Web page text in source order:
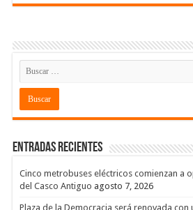
Entradas recientes
Cinco metrobuses eléctricos comienzan a
del Casco Antiguo agosto 7, 2026
Plaza de la Democracia será renovada con